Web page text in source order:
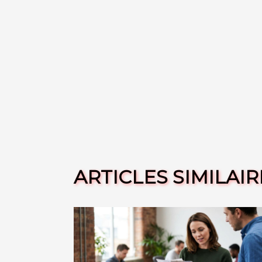
ARTICLES